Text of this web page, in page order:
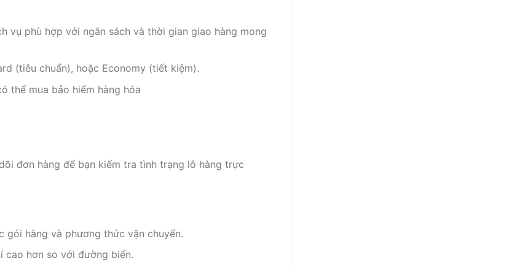
vụ phù hợp với ngân sách và thời gian giao hàng mong
(tiêu chuẩn), hoặc Economy (tiết kiệm).
thể mua bảo hiểm hàng hóa
đơn hàng để bạn kiểm tra tình trạng lô hàng trực
hàng và phương thức vận chuyển.
cao hơn so với đường biển.